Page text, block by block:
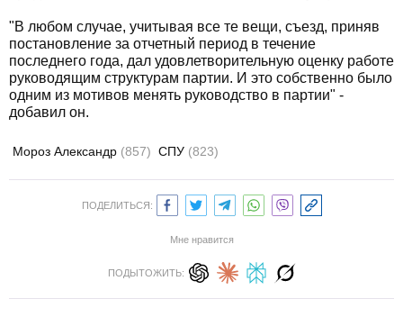
"В любом случае, учитывая все те вещи, съезд, приняв
постановление за отчетный период в течение
последнего года, дал удовлетворительную оценку работе
руководящим структурам партии. И это собственно было
одним из мотивов менять руководство в партии" -
добавил он.
Мороз Александр (857) СПУ (823)
ПОДЕЛИТЬСЯ:
Мне нравится
ПОДЫТОЖИТЬ: